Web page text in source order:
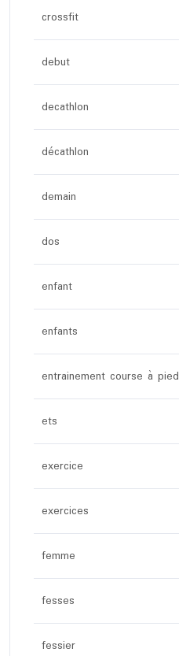
crossfit
debut
decathlon
décathlon
demain
dos
enfant
enfants
entrainement course à pied
ets
exercice
exercices
femme
fesses
fessier